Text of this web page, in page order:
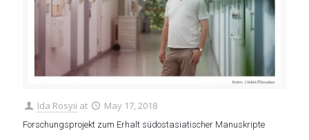
Ida Rosyii at May 17, 2018
Forschungsprojekt zum Erhalt südostasiatischer Manuskripte